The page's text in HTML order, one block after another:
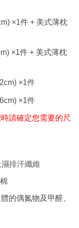
×1件 + 美式薄枕
×1件 + 美式薄枕
×1件
×1件
請確定您需要的尺
排汗纖維
的偶氮物及甲醛、